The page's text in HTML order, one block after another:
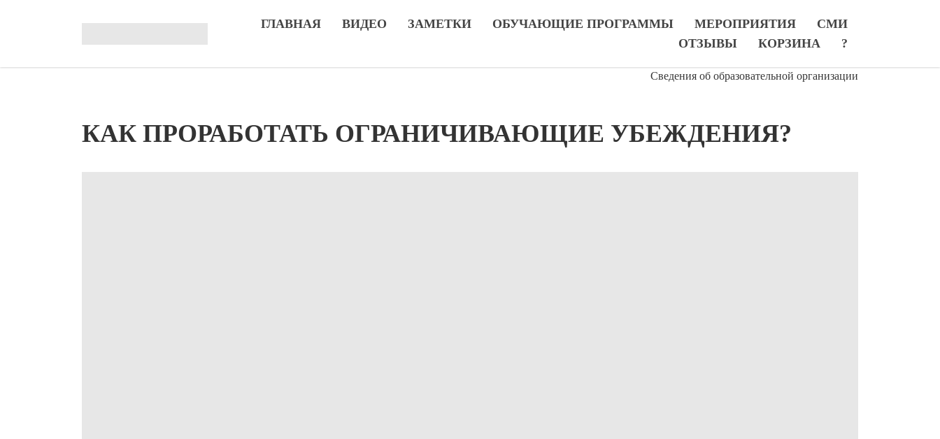
ГЛАВНАЯ ВИДЕО ЗАМЕТКИ ОБУЧАЮЩИЕ ПРОГРАММЫ МЕРОПРИЯТИЯ
СМИ
ОТЗЫВЫ
КОРЗИНА ?
Сведения об образовательной организации
КАК ПРОРАБОТАТЬ ОГРАНИЧИВАЮЩИЕ УБЕЖДЕНИЯ?